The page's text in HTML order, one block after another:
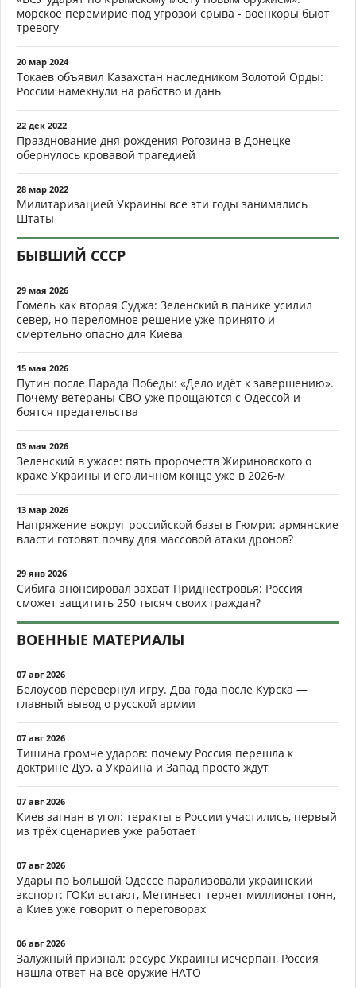
морское перемирие под угрозой срыва - военкоры бьют
тревогу
20 мар 2024
Токаев объявил Казахстан наследником Золотой Орды:
России намекнули на рабство и дань
22 дек 2022
Празднование дня рождения Рогозина в Донецке
обернулось кровавой трагедией
28 мар 2022
Милитаризацией Украины все эти годы занимались
Штаты
БЫВШИЙ СССР
29 мая 2026
Гомель как вторая Суджа: Зеленский в панике усилил
север, но переломное решение уже принято и
смертельно опасно для Киева
15 мая 2026
Путин после Парада Победы: «Дело идёт к завершению».
Почему ветераны СВО уже прощаются с Одессой и
боятся предательства
03 мая 2026
Зеленский в ужасе: пять пророчеств Жириновского о
крахе Украины и его личном конце уже в 2026-м
13 мар 2026
Напряжение вокруг российской базы в Гюмри: армянские
власти готовят почву для массовой атаки дронов?
29 янв 2026
Сибига анонсировал захват Приднестровья: Россия
сможет защитить 250 тысяч своих граждан?
ВОЕННЫЕ МАТЕРИАЛЫ
07 авг 2026
Белоусов перевернул игру. Два года после Курска —
главный вывод о русской армии
07 авг 2026
Тишина громче ударов: почему Россия перешла к
доктрине Дуэ, а Украина и Запад просто ждут
07 авг 2026
Киев загнан в угол: теракты в России участились, первый
из трёх сценариев уже работает
07 авг 2026
Удары по Большой Одессе парализовали украинский
экспорт: ГОКи встают, Метинвест теряет миллионы тонн,
а Киев уже говорит о переговорах
06 авг 2026
Залужный признал: ресурс Украины исчерпан, Россия
нашла ответ на всё оружие НАТО